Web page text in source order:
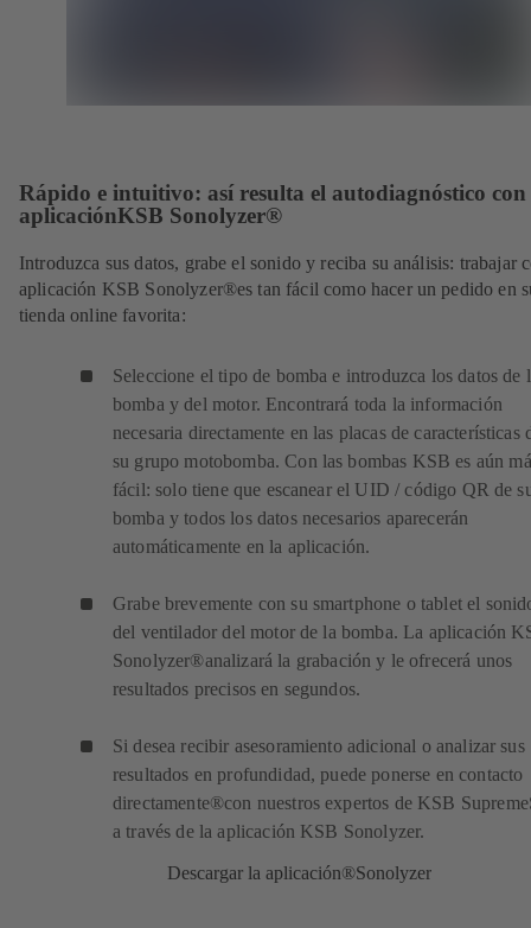
Rápido e intuitivo: así resulta el autodiagnóstico
aplicaciónKSB Sonolyzer®
Introduzca sus datos, grabe el sonido y reciba su análisis: trabajar
aplicación KSB Sonolyzer®es tan fácil como hacer un pedido en
tienda online favorita:
Seleccione el tipo de bomba e introduzca los datos de
bomba y del motor. Encontrará toda la información
necesaria directamente en las placas de características
su grupo motobomba. Con las bombas KSB es aún
fácil: solo tiene que escanear el UID / código QR de
bomba y todos los datos necesarios aparecerán
automáticamente en la aplicación.
Grabe brevemente con su smartphone o tablet el
del ventilador del motor de la bomba. La aplicación
Sonolyzer®analizará la grabación y le ofrecerá unos
resultados precisos en segundos.
Si desea recibir asesoramiento adicional o analizar sus
resultados en profundidad, puede ponerse en contacto
directamente®con nuestros expertos de KSB
a través de la aplicación KSB Sonolyzer.
Descargar la aplicación®Sonolyzer